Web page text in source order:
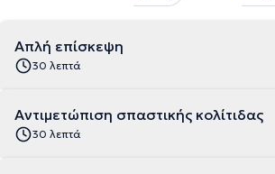
Απλή επίσκεψη
30 λεπτά
Αντιμετώπιση σπαστικής κολίτιδας
30 λεπτά